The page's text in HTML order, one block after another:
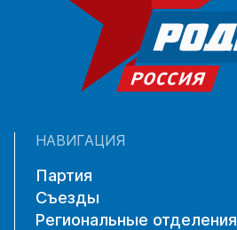
НАВИГАЦИЯ
Партия
Съезды
Региональные отделения